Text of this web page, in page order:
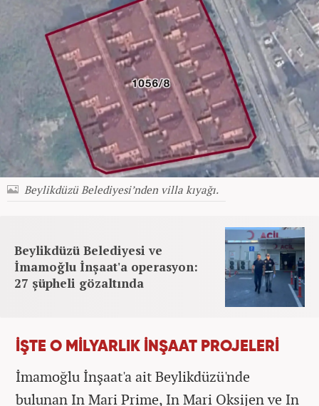
Beylikdüzü Belediyesi’nden villa kıyağı.
Beylikdüzü Belediyesi ve
İmamoğlu İnşaat'a operasyon:
27 şüpheli gözaltında
İŞTE O MİLYARLIK İNŞAAT PROJELERİ
İmamoğlu İnşaat'a ait Beylikdüzü'nde
bulunan In Mari Prime, In Mari Oksijen ve In